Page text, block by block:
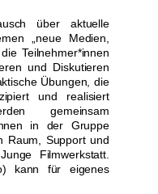
über aktuelle
„neue Medien,
Teilnehmer*innen
und Diskutieren
Übungen, die
und realisiert
gemeinsam
in der Gruppe
Raum, Support und
Filmwerkstatt.
kann für eigenes